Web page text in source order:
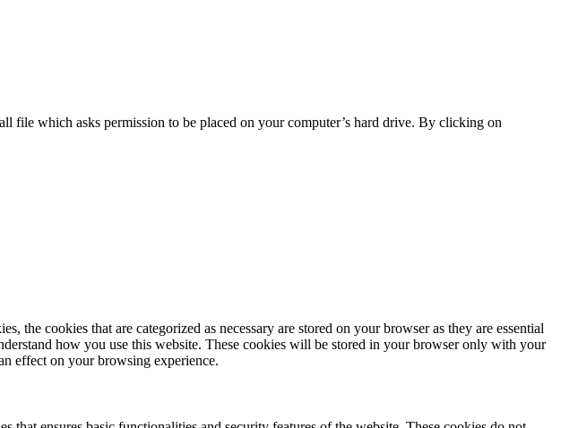
file which asks permission to be placed on your computer’s hard drive. By clicking on
cookies that are categorized as necessary are stored on your browser as they are essential
how you use this website. These cookies will be stored in your browser only with your
effect on your browsing experience.